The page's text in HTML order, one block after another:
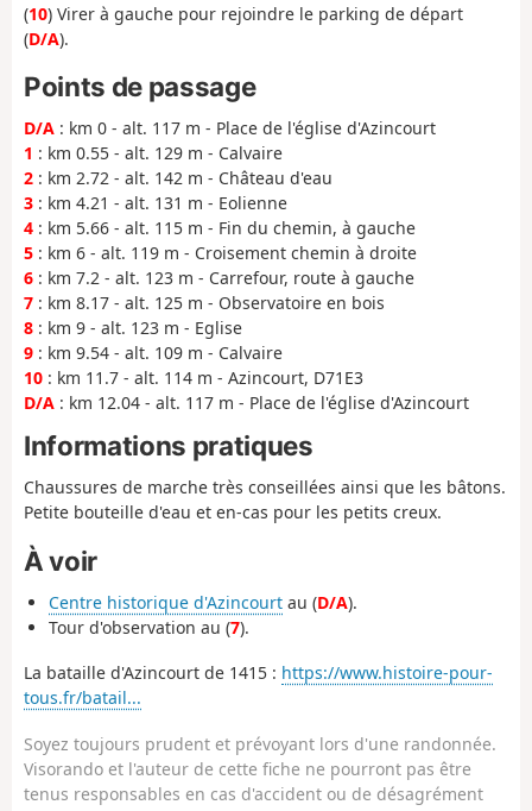
(10) Virer à gauche pour rejoindre le parking de départ
(D/A).
Points de passage
D/A : km 0 - alt. 117 m - Place de l'église d'Azincourt
1 : km 0.55 - alt. 129 m - Calvaire
2 : km 2.72 - alt. 142 m - Château d'eau
3 : km 4.21 - alt. 131 m - Eolienne
4 : km 5.66 - alt. 115 m - Fin du chemin, à gauche
5 : km 6 - alt. 119 m - Croisement chemin à droite
6 : km 7.2 - alt. 123 m - Carrefour, route à gauche
7 : km 8.17 - alt. 125 m - Observatoire en bois
8 : km 9 - alt. 123 m - Eglise
9 : km 9.54 - alt. 109 m - Calvaire
10 : km 11.7 - alt. 114 m - Azincourt, D71E3
D/A : km 12.04 - alt. 117 m - Place de l'église d'Azincourt
Informations pratiques
Chaussures de marche très conseillées ainsi que les bâtons.
Petite bouteille d'eau et en-cas pour les petits creux.
À voir
Centre historique d'Azincourt au (D/A).
Tour d'observation au (7).
La bataille d'Azincourt de 1415 : https://www.histoire-pour-
tous.fr/batail...
Soyez toujours prudent et prévoyant lors d'une randonnée.
Visorando et l'auteur de cette fiche ne pourront pas être
tenus responsables en cas d'accident ou de désagrément